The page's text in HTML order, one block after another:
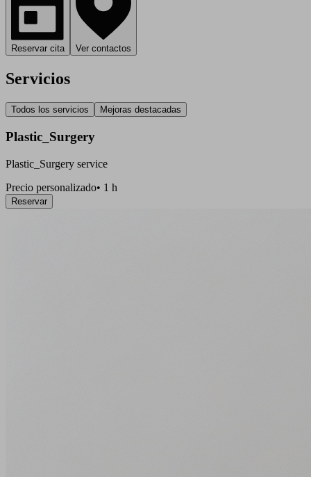
Reservar cita Ver contactos
Servicios
Todos los servicios Mejoras destacadas
Plastic_Surgery
Plastic_Surgery service
Precio personalizado• 1 h
Reservar